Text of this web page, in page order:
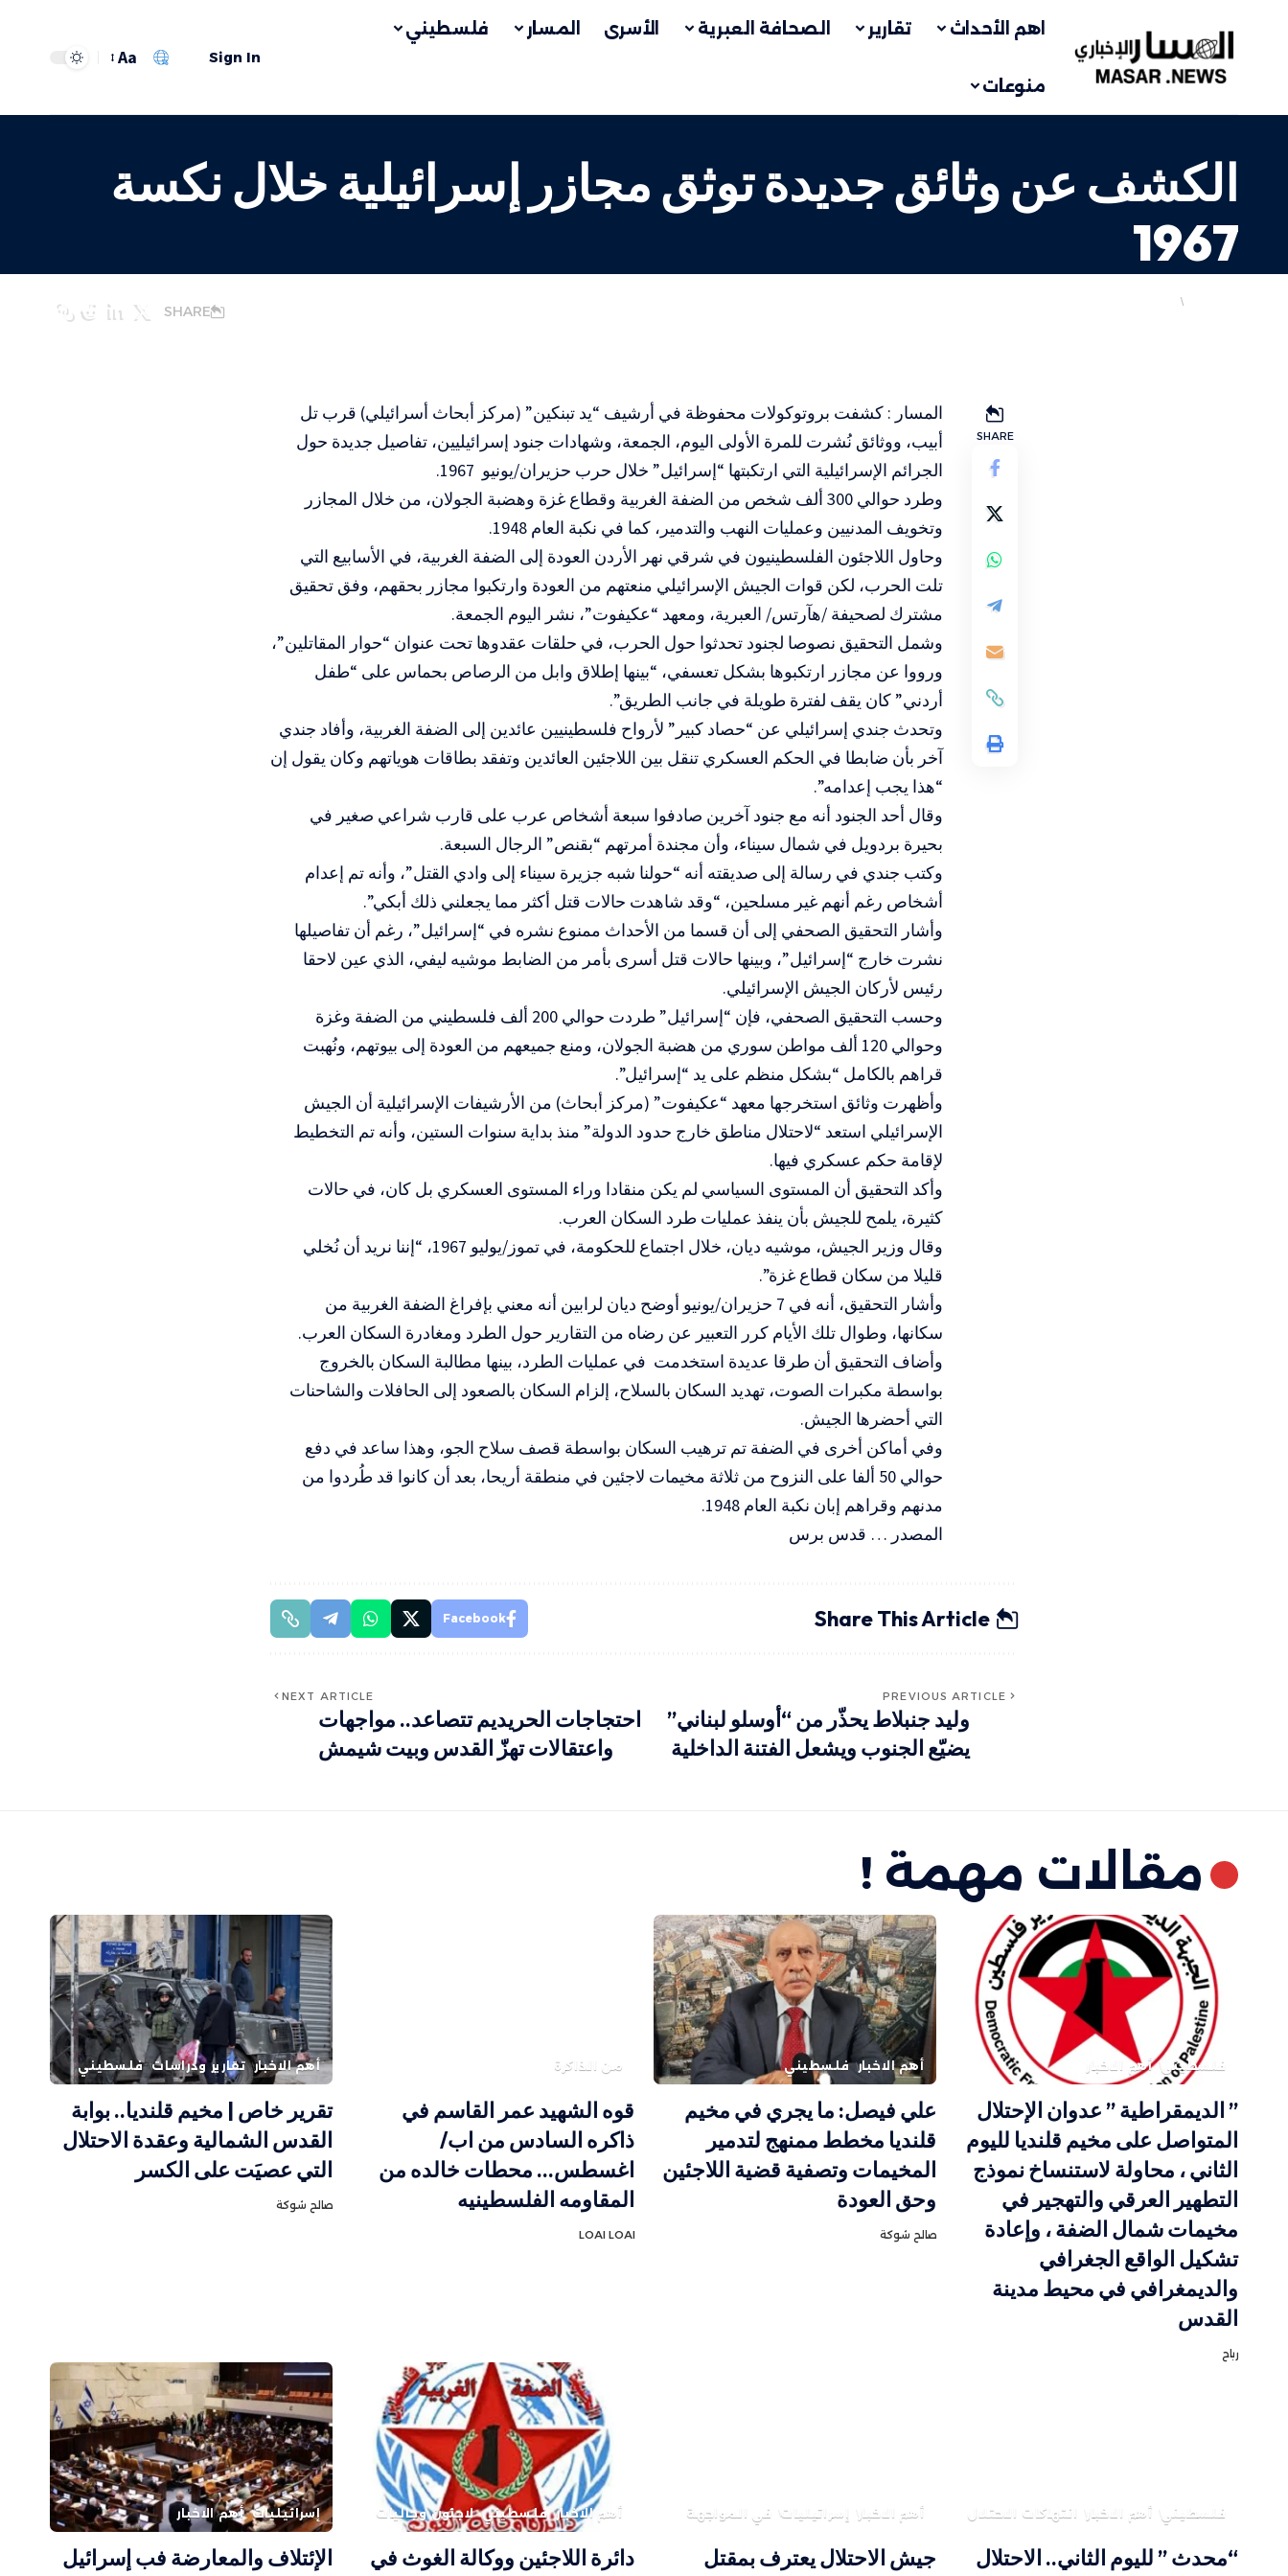
اهم الأحداث تقارير الصحافة العبرية الأسرى المسار فلسطيني
منوعات
Sign In
Aa
الكشف عن وثائق جديدة توثق مجازر إسرائيلية خلال نكسة
1967
أهم الاخبارمن الذاكرة
SHARE
SHARE
المسار : كشفت بروتوكولات محفوظة في أرشيف “يد تبنكين” (مركز أبحاث أسرائيلي) قرب تل
أبيب، ووثائق نُشرت للمرة الأولى اليوم، الجمعة، وشهادات جنود إسرائيليين، تفاصيل جديدة حول
الجرائم الإسرائيلية التي ارتكبتها “إسرائيل” خلال حرب حزيران/يونيو 1967.
وطرد حوالي 300 ألف شخص من الضفة الغربية وقطاع غزة وهضبة الجولان، من خلال المجازر
وتخويف المدنيين وعمليات النهب والتدمير، كما في نكبة العام 1948.
وحاول اللاجئون الفلسطينيون في شرقي نهر الأردن العودة إلى الضفة الغربية، في الأسابيع التي
تلت الحرب، لكن قوات الجيش الإسرائيلي منعتهم من العودة وارتكبوا مجازر بحقهم، وفق تحقيق
مشترك لصحيفة /هآرتس/ العبرية، ومعهد “عكيفوت”، نشر اليوم الجمعة.
وشمل التحقيق نصوصا لجنود تحدثوا حول الحرب، في حلقات عقدوها تحت عنوان “حوار المقاتلين”،
ورووا عن مجازر ارتكبوها بشكل تعسفي، “بينها إطلاق وابل من الرصاص بحماس على “طفل
أردني” كان يقف لفترة طويلة في جانب الطريق”.
وتحدث جندي إسرائيلي عن “حصاد كبير” لأرواح فلسطينيين عائدين إلى الضفة الغربية، وأفاد جندي
آخر بأن ضابطا في الحكم العسكري تنقل بين اللاجئين العائدين وتفقد بطاقات هوياتهم وكان يقول إن
“هذا يجب إعدامه”.
وقال أحد الجنود أنه مع جنود آخرين صادفوا سبعة أشخاص عرب على قارب شراعي صغير في
بحيرة بردويل في شمال سيناء، وأن مجندة أمرتهم “بقنص” الرجال السبعة.
وكتب جندي في رسالة إلى صديقته أنه “حولنا شبه جزيرة سيناء إلى وادي القتل”، وأنه تم إعدام
أشخاص رغم أنهم غير مسلحين، “وقد شاهدت حالات قتل أكثر مما يجعلني ذلك أبكي”.
وأشار التحقيق الصحفي إلى أن قسما من الأحداث ممنوع نشره في “إسرائيل”، رغم أن تفاصيلها
نشرت خارج “إسرائيل”، وبينها حالات قتل أسرى بأمر من الضابط موشيه ليفي، الذي عين لاحقا
رئيس لأركان الجيش الإسرائيلي.
وحسب التحقيق الصحفي، فإن “إسرائيل” طردت حوالي 200 ألف فلسطيني من الضفة وغزة
وحوالي 120 ألف مواطن سوري من هضبة الجولان، ومنع جميعهم من العودة إلى بيوتهم، ونُهبت
قراهم بالكامل “بشكل منظم على يد “إسرائيل”.
وأظهرت وثائق استخرجها معهد “عكيفوت” (مركز أبحاث) من الأرشيفات الإسرائيلية أن الجيش
الإسرائيلي استعد “لاحتلال مناطق خارج حدود الدولة” منذ بداية سنوات الستين، وأنه تم التخطيط
لإقامة حكم عسكري فيها.
وأكد التحقيق أن المستوى السياسي لم يكن منقادا وراء المستوى العسكري بل كان، في حالات
كثيرة، يلمح للجيش بأن ينفذ عمليات طرد السكان العرب.
وقال وزير الجيش، موشيه ديان، خلال اجتماع للحكومة، في تموز/يوليو 1967، “إننا نريد أن نُخلي
قليلا من سكان قطاع غزة”.
وأشار التحقيق، أنه في 7 حزيران/يونيو أوضح ديان لرابين أنه معني بإفراغ الضفة الغربية من
سكانها، وطوال تلك الأيام كرر التعبير عن رضاه من التقارير حول الطرد ومغادرة السكان العرب.
وأضاف التحقيق أن طرقا عديدة استخدمت في عمليات الطرد، بينها مطالبة السكان بالخروج
بواسطة مكبرات الصوت، تهديد السكان بالسلاح، إلزام السكان بالصعود إلى الحافلات والشاحنات
التي أحضرها الجيش.
وفي أماكن أخرى في الضفة تم ترهيب السكان بواسطة قصف سلاح الجو، وهذا ساعد في دفع
حوالي 50 ألفا على النزوح من ثلاثة مخيمات لاجئين في منطقة أريحا، بعد أن كانوا قد طُردوا من
مدنهم وقراهم إبان نكبة العام 1948.
المصدر … قدس برس
Share This Article
Facebook
PREVIOUS ARTICLE
وليد جنبلاط يحذّر من “أوسلو لبناني”
يضيّع الجنوب ويشعل الفتنة الداخلية
NEXT ARTICLE
احتجاجات الحريديم تتصاعد.. مواجهات
واعتقالات تهزّ القدس وبيت شيمش
مقالات مهمة !
فلسطيني أهم الاخبار
” الديمقراطية ” عدوان الإحتلال
المتواصل على مخيم قلنديا لليوم
الثاني ، محاولة لاستنساخ نموذج
التطهير العرقي والتهجير في
مخيمات شمال الضفة ، وإعادة
تشكيل الواقع الجغرافي
والديمغرافي في محيط مدينة
القدس
رباح
أهم الاخبار فلسطيني
علي فيصل: ما يجري في مخيم
قلنديا مخطط ممنهج لتدمير
المخيمات وتصفية قضية اللاجئين
وحق العودة
صالح شوكة
من الذاكرة
قوه الشهيد عمر القاسم في
ذاكره السادس من اب/
اغسطس… محطات خالده من
المقاومه الفلسطينيه
LOAI LOAI
أهم الاخبار تقارير ودراسات فلسطيني
تقرير خاص | مخيم قلنديا.. بوابة
القدس الشمالية وعقدة الاحتلال
التي عصيَت على الكسر
صالح شوكة
فلسطيني أهم الاخبار انتهاكات الاحتلال
“محدث ” لليوم الثاني.. الاحتلال
أهم الاخبار إسرائيليات في المواجهة
جيش الاحتلال يعترف بمقتل
أهم الاخبار فلسطيني لاجئون وجاليات
دائرة اللاجئين ووكالة الغوث في
إسرائيليات أهم الاخبار
الإئتلاف والمعارضة فب إسرائيل